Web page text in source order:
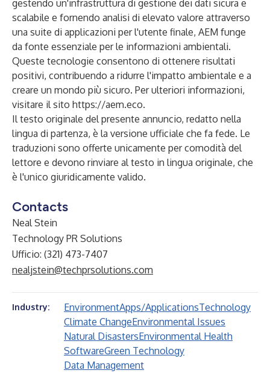
gestendo un'infrastruttura di gestione dei dati sicura e
scalabile e fornendo analisi di elevato valore attraverso
una suite di applicazioni per l'utente finale, AEM funge
da fonte essenziale per le informazioni ambientali.
Queste tecnologie consentono di ottenere risultati
positivi, contribuendo a ridurre l'impatto ambientale e a
creare un mondo più sicuro. Per ulteriori informazioni,
visitare il sito https://aem.eco.
Il testo originale del presente annuncio, redatto nella
lingua di partenza, è la versione ufficiale che fa fede. Le
traduzioni sono offerte unicamente per comodità del
lettore e devono rinviare al testo in lingua originale, che
è l'unico giuridicamente valido.
Contacts
Neal Stein
Technology PR Solutions
Ufficio: (321) 473-7407
nealjstein@techprsolutions.com
Industry: EnvironmentApps/ApplicationsTechnology
Climate ChangeEnvironmental Issues
Natural DisastersEnvironmental Health
SoftwareGreen Technology
Data Management